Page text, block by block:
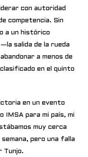
con autoridad
competencia. Sin
a un histórico
salida de la rueda
a menos de
en el quinto
en un evento
IMSA para mi país, mi
muy cerca
pero una falla
Tunjo.